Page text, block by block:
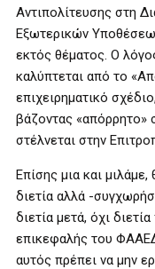
Αντιπολίτευσης στη
Εξωτερικών
εκτός θέματος. Ο
καλύπτεται από το
επιχειρηματικό
βάζοντας «απόρρητο»
στέλνεται στην
Επίσης μια και
διετία αλλά -
διετία μετά, όχι
επικεφαλής του ΦΑΑΕΔ
αυτός πρέπει να μην